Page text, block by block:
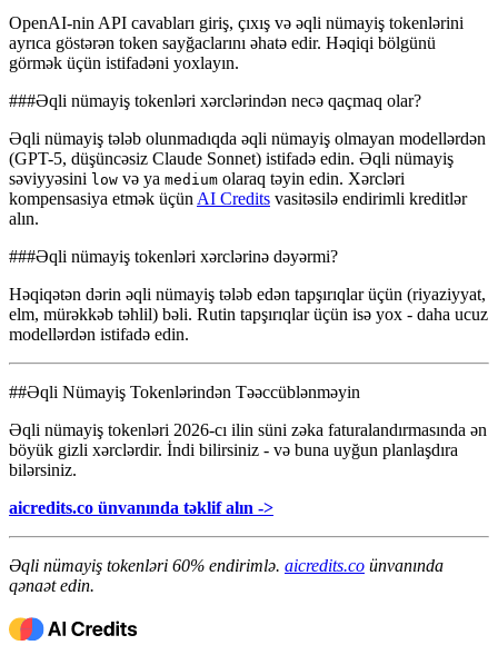
OpenAI-nin API cavabları giriş, çıxış və əqli nümayiş tokenlərini
ayrıca göstərən token sayğaclarını əhatə edir. Həqiqi bölgünü
görmək üçün istifadəni yoxlayın.
###Əqli nümayiş tokenləri xərclərindən necə qaçmaq olar?
Əqli nümayiş tələb olunmadıqda əqli nümayiş olmayan modellərdən
(GPT-5, düşüncəsiz Claude Sonnet) istifadə edin. Əqli nümayiş
səviyyəsini low və ya medium olaraq təyin edin. Xərcləri
kompensasiya etmək üçün AI Credits vasitəsilə endirimli kreditlər
alın.
###Əqli nümayiş tokenləri xərclərinə dəyərmi?
Həqiqətən dərin əqli nümayiş tələb edən tapşırıqlar üçün (riyaziyyat,
elm, mürəkkəb təhlil) bəli. Rutin tapşırıqlar üçün isə yox - daha ucuz
modellərdən istifadə edin.
##Əqli Nümayiş Tokenlərindən Təəccüblənməyin
Əqli nümayiş tokenləri 2026-cı ilin süni zəka faturalandırmasında ən
böyük gizli xərclərdir. İndi bilirsiniz - və buna uyğun planlaşdıra
bilərsiniz.
aicredits.co ünvanında təklif alın ->
Əqli nümayiş tokenləri 60% endirimlə. aicredits.co ünvanında
qənaət edin.